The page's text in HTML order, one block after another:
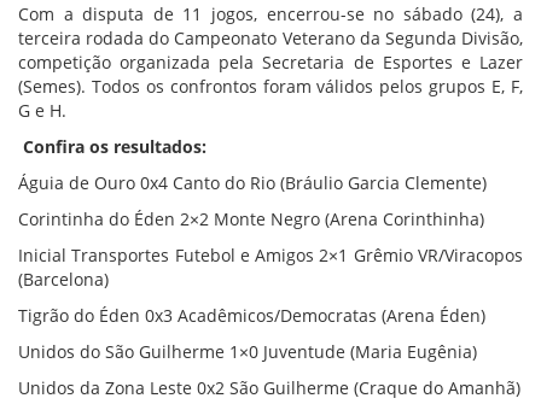
Com a disputa de 11 jogos, encerrou-se no sábado (24), a
terceira rodada do Campeonato Veterano da Segunda Divisão,
competição organizada pela Secretaria de Esportes e Lazer
(Semes). Todos os confrontos foram válidos pelos grupos E, F,
G e H.
Confira os resultados:
Águia de Ouro 0x4 Canto do Rio (Bráulio Garcia Clemente)
Corintinha do Éden 2×2 Monte Negro (Arena Corinthinha)
Inicial Transportes Futebol e Amigos 2×1 Grêmio VR/Viracopos
(Barcelona)
Tigrão do Éden 0x3 Acadêmicos/Democratas (Arena Éden)
Unidos do São Guilherme 1×0 Juventude (Maria Eugênia)
Unidos da Zona Leste 0x2 São Guilherme (Craque do Amanhã)